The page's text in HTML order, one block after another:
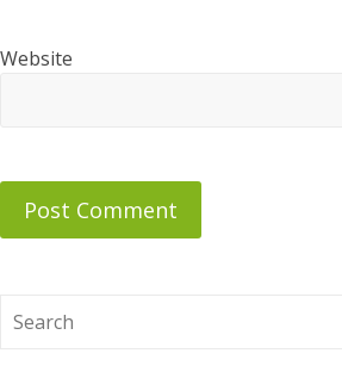
Website